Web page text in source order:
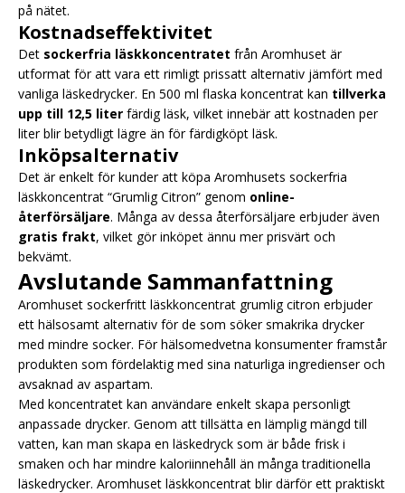
på nätet.
Kostnadseffektivitet
Det sockerfria läskkoncentratet från Aromhuset är
utformat för att vara ett rimligt prissatt alternativ jämfört med
vanliga läskedrycker. En 500 ml flaska koncentrat kan tillverka
upp till 12,5 liter färdig läsk, vilket innebär att kostnaden per
liter blir betydligt lägre än för färdigköpt läsk.
Inköpsalternativ
Det är enkelt för kunder att köpa Aromhusets sockerfria
läskkoncentrat “Grumlig Citron” genom online-
återförsäljare. Många av dessa återförsäljare erbjuder även
gratis frakt, vilket gör inköpet ännu mer prisvärt och
bekvämt.
Avslutande Sammanfattning
Aromhuset sockerfritt läskkoncentrat grumlig citron erbjuder
ett hälsosamt alternativ för de som söker smakrika drycker
med mindre socker. För hälsomedvetna konsumenter framstår
produkten som fördelaktig med sina naturliga ingredienser och
avsaknad av aspartam.
Med koncentratet kan användare enkelt skapa personligt
anpassade drycker. Genom att tillsätta en lämplig mängd till
vatten, kan man skapa en läskedryck som är både frisk i
smaken och har mindre kaloriinnehåll än många traditionella
läskedrycker. Aromhuset läskkoncentrat blir därför ett praktiskt